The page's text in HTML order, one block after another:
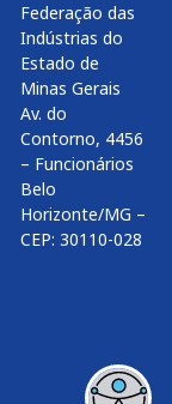
Federação das
Indústrias do
Estado de
Minas Gerais
Av. do
Contorno, 4456
– Funcionários
Belo
Horizonte/MG –
CEP: 30110-028